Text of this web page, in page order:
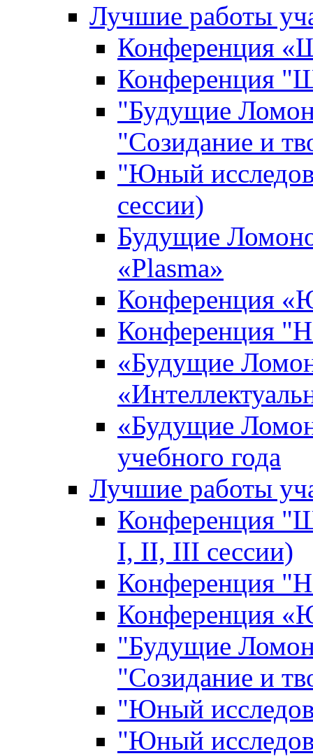
Лучшие работы
Конференция
Конференция
"Будущие
"Созидание и
"Юный
сессии)
Будущие
«Plasma»
Конференция
Конференция
«Будущие
«Будущие
учебного года
Лучшие работы
Конференция
I, II, III сессии)
Конференция
Конференция
"Будущие
"Созидание и
"Юный
"Юный